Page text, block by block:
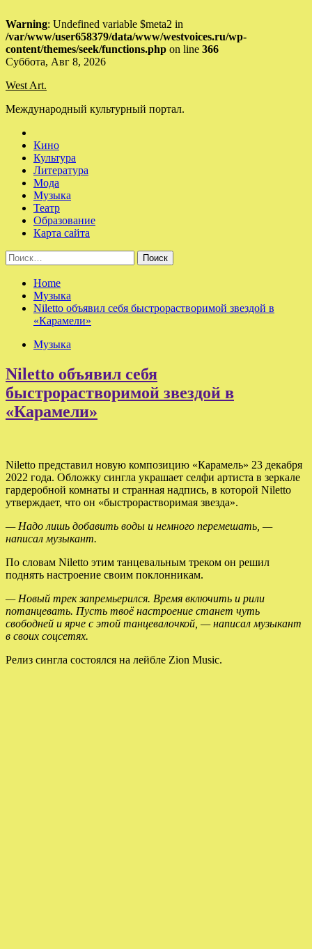
Warning: Undefined variable $meta2 in
/var/www/user658379/data/www/westvoices.ru/wp-
content/themes/seek/functions.php on line 366
Skip
content
Суббота, Авг 8, 2026
West Art.
Международный культурный портал.
Кино
Культура
Литература
Мода
Музыка
Театр
Образование
Карта сайта
Найти:
Home
Музыка
Niletto объявил себя быстрорастворимой звездой в
«Карамели»
Музыка
Niletto объявил себя
быстрорастворимой звездой в
«Карамели»
Niletto представил новую композицию «Карамель» 23 декабря
2022 года. Обложку сингла украшает селфи артиста в зеркале
гардеробной комнаты и странная надпись, в которой Niletto
утверждает, что он «быстрорастворимая звезда».
— Надо лишь добавить воды и немного перемешать, —
написал музыкант.
По словам Niletto этим танцевальным треком он решил
поднять настроение своим поклонникам.
— Новый трек запремьерился. Время включить и рили
потанцевать. Пусть твоё настроение станет чуть
свободней и ярче с этой танцевалочкой, — написал музыкант
в своих соцсетях.
Релиз сингла состоялся на лейбле Zion Music.